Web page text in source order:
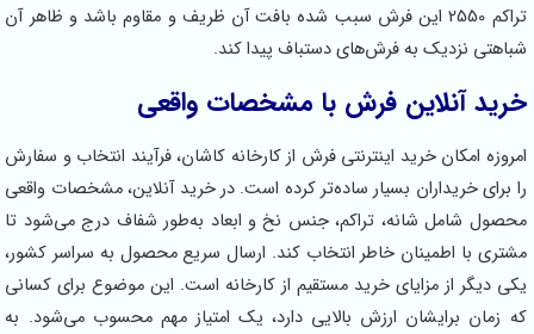
تراکم 2550 این فرش سبب شده بافت آن ظریف و مقاوم باشد و ظاهر آن
نزدیک به فرش‌های دستباف پیدا کند.
آنلاین فرش با مشخصات واقعی
امکان خرید اینترنتی فرش از کارخانه کاشان، فرآیند انتخاب و سفارش
برای خریداران بسیار ساده‌تر کرده است. در خرید آنلاین، مشخصات واقعی
شامل شانه، تراکم، جنس نخ و ابعاد به‌طور شفاف درج می‌شود تا
با اطمینان خاطر انتخاب کند. ارسال سریع محصول به سراسر کشور،
دیگر از مزایای خرید مستقیم از کارخانه است. این موضوع برای کسانی
زمان برایشان ارزش بالایی دارد، یک امتیاز مهم محسوب می‌شود. به